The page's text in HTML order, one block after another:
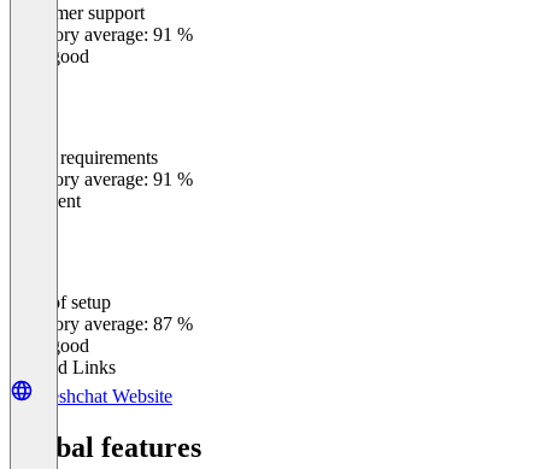
Customer support
Category average: 91 %
Very good
Meets requirements
Category average: 91 %
Excellent
Ease of setup
Category average: 87 %
Very good
Related Links
Freshchat Website
Global features